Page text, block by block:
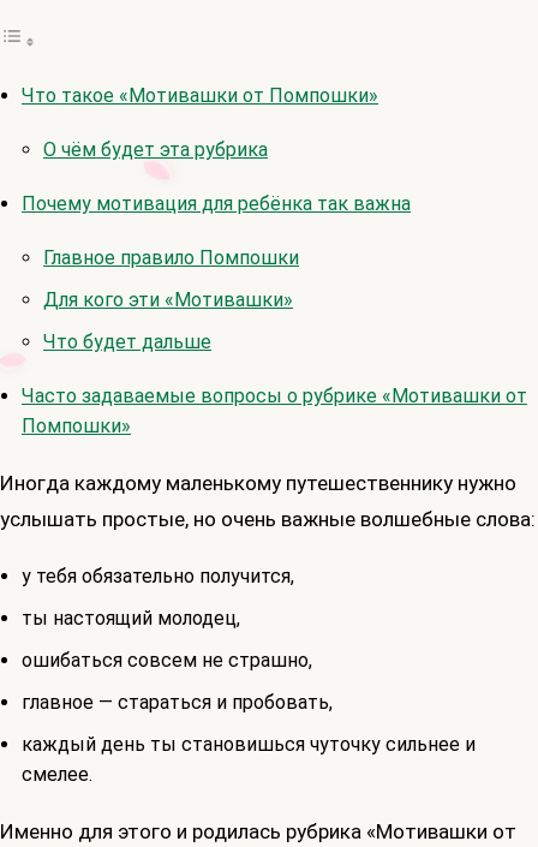
Что такое «Мотивашки от Помпошки»
О чём будет эта рубрика
Почему мотивация для ребёнка так важна
Главное правило Помпошки
Для кого эти «Мотивашки»
Что будет дальше
Часто задаваемые вопросы о рубрике «Мотивашки от
Помпошки»
Иногда каждому маленькому путешественнику нужно
услышать простые, но очень важные волшебные слова:
у тебя обязательно получится,
ты настоящий молодец,
ошибаться совсем не страшно,
главное — стараться и пробовать,
каждый день ты становишься чуточку сильнее и
смелее.
Именно для этого и родилась рубрика «Мотивашки от